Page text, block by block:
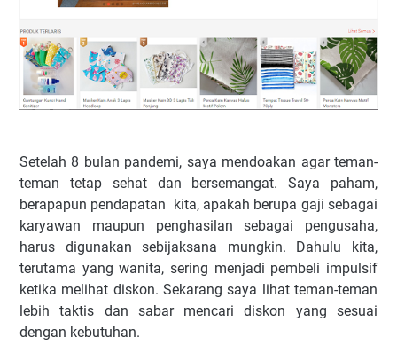
Setelah 8 bulan pandemi, saya mendoakan agar teman-
teman tetap sehat dan bersemangat. Saya paham,
berapapun pendapatan kita, apakah berupa gaji sebagai
karyawan maupun penghasilan sebagai pengusaha,
harus digunakan sebijaksana mungkin. Dahulu kita,
terutama yang wanita, sering menjadi pembeli impulsif
ketika melihat diskon. Sekarang saya lihat teman-teman
lebih taktis dan sabar mencari diskon yang sesuai
dengan kebutuhan.